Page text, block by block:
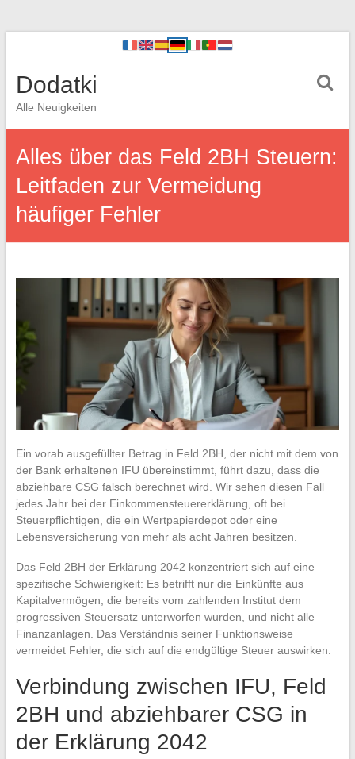
Dodatki
Alle Neuigkeiten
Alles über das Feld 2BH Steuern:
Leitfaden zur Vermeidung
häufiger Fehler
Ein vorab ausgefüllter Betrag in Feld 2BH, der nicht mit dem von
der Bank erhaltenen IFU übereinstimmt, führt dazu, dass die
abziehbare CSG falsch berechnet wird. Wir sehen diesen Fall
jedes Jahr bei der Einkommensteuererklärung, oft bei
Steuerpflichtigen, die ein Wertpapierdepot oder eine
Lebensversicherung von mehr als acht Jahren besitzen.
Das Feld 2BH der Erklärung 2042 konzentriert sich auf eine
spezifische Schwierigkeit: Es betrifft nur die Einkünfte aus
Kapitalvermögen, die bereits vom zahlenden Institut dem
progressiven Steuersatz unterworfen wurden, und nicht alle
Finanzanlagen. Das Verständnis seiner Funktionsweise
vermeidet Fehler, die sich auf die endgültige Steuer auswirken.
Verbindung zwischen IFU, Feld
2BH und abziehbarer CSG in
der Erklärung 2042